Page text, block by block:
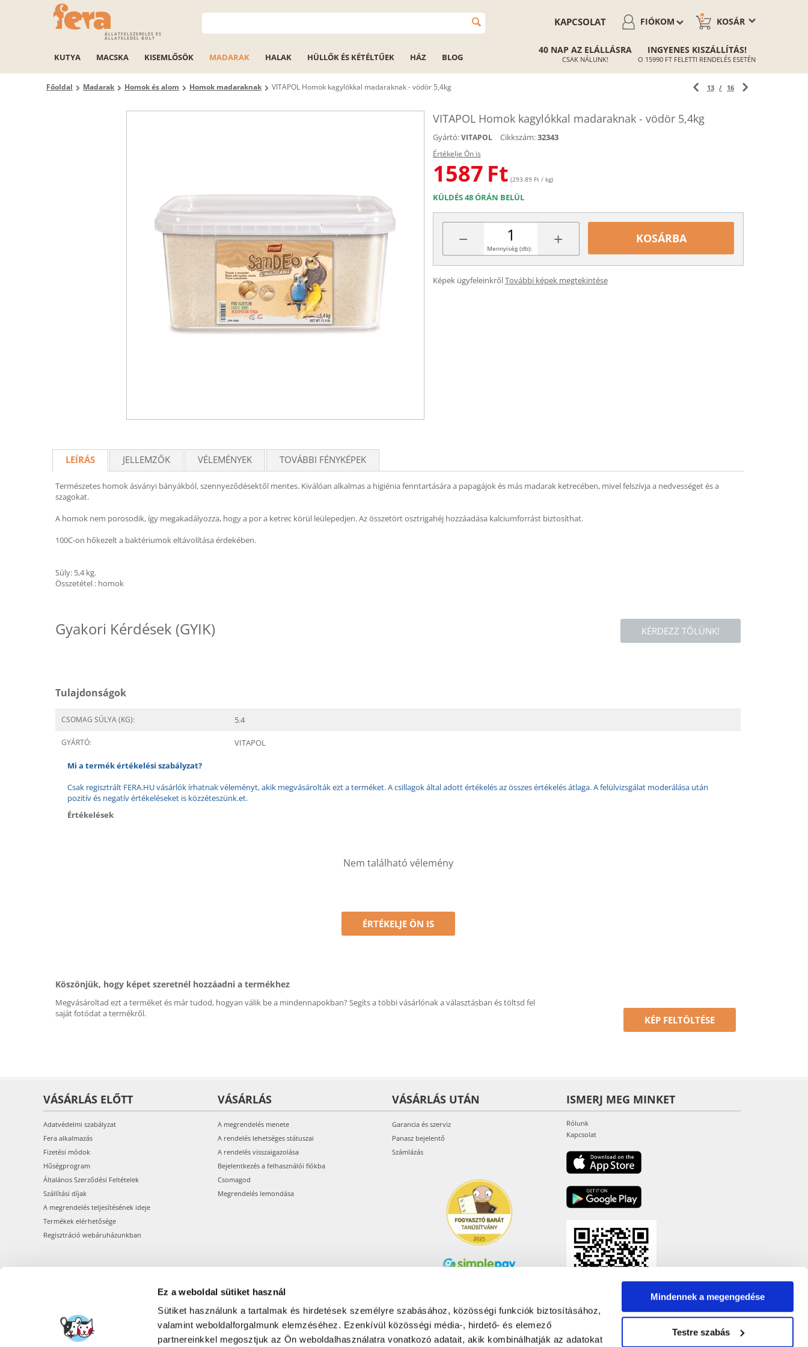
Ez a weboldal sütiket használ
Sütiket használunk a tartalmak és hirdetések személyre szabásához, közösségi funkciók biztosításához,
valamint weboldalforgalmunk elemzéséhez. Ezenkívül közösségi média-, hirdető- és elemező
partnereinkkel megosztjuk az Ön weboldalhasználatra vonatkozó adatait, akik kombinálhatják az adatokat
Mindennek a megengedése
Testre szabás
ÁLLATFELSZERELÉS ÉS
ÁLLATELEDEL BOLT
KOSÁR
0
FIÓKOM
KAPCSOLAT
KUTYA MACSKA KISEMLŐSÖK MADARAK HALAK HÜLLŐK ÉS KÉTÉLTŰEK HÁZ BLOG
40 NAP AZ ELÁLLÁSRA
CSAK NÁLUNK!
INGYENES KISZÁLLÍTÁS!
O 15990 FT FELETTI RENDELÉS ESETÉN
Főoldal Madarak Homok és alom Homok madaraknak VITAPOL Homok kagylókkal madaraknak - vödör 5,4kg 13 / 16
VITAPOL Homok kagylókkal madaraknak - vödör 5,4kg
Gyártó: VITAPOL Cikkszám:32343
Értékelje Ön is
1587 Ft (293.89 Ft / kg)
KÜLDÉS 48 ÓRÁN BELÜL
− +
Mennyiség (db):
KOSÁRBA
Képek ügyfeleinkrőlTovábbi képek megtekintése
LEÍRÁS JELLEMZŐK VÉLEMÉNYEK TOVÁBBI FÉNYKÉPEK
Természetes homok ásványi bányákból, szennyeződésektől mentes. Kiválóan alkalmas a higiénia fenntartására a papagájok és más madarak ketrecében, mivel felszívja a nedvességet és a
szagokat.
A homok nem porosodik, így megakadályozza, hogy a por a ketrec körül leülepedjen. Az összetört osztrigahéj hozzáadása kalciumforrást biztosíthat.
100C-on hőkezelt a baktériumok eltávolítása érdekében.
Súly: 5,4 kg.
Összetétel : homok
KÉRDEZZ TŐLÜNK!
Gyakori Kérdések (GYIK)
Tulajdonságok
CSOMAG SÚLYA (KG): 5.4
GYÁRTÓ: VITAPOL
Mi a termék értékelési szabályzat?
Csak regisztrált FERA.HU vásárlók írhatnak véleményt, akik megvásárolták ezt a terméket. A csillagok által adott értékelés az összes értékelés átlaga. A felülvizsgálat moderálása után
pozitív és negatív értékeléseket is közzéteszünk.et.
Értékelések
Nem található vélemény
ÉRTÉKELJE ÖN IS
Köszönjük, hogy képet szeretnél hozzáadni a termékhez
Megvásároltad ezt a terméket és már tudod, hogyan válik be a mindennapokban? Segíts a többi vásárlónak a választásban és töltsd fel
saját fotódat a termékről.
KÉP FELTÖLTÉSE
VÁSÁRLÁS ELŐTT
Adatvédelmi szabályzat
Fera alkalmazás
Fizetési módok
Hűségprogram
Általános Szerződési Feltételek
Szállítási díjak
A megrendelés teljesítésének ideje
Termékek elérhetősége
Regisztráció webáruházunkban
VÁSÁRLÁS
A megrendelés menete
A rendelés lehetséges státuszai
A rendelés visszaigazolása
Bejelentkezés a felhasználói fiókba
Csomagod
Megrendelés lemondása
VÁSÁRLÁS UTÁN
Garancia és szerviz
Panasz bejelentő
Számlázás
Olcsóbbat.hu – Spórolni
ISMERJ MEG MINKET
Rólunk
Kapcsolat